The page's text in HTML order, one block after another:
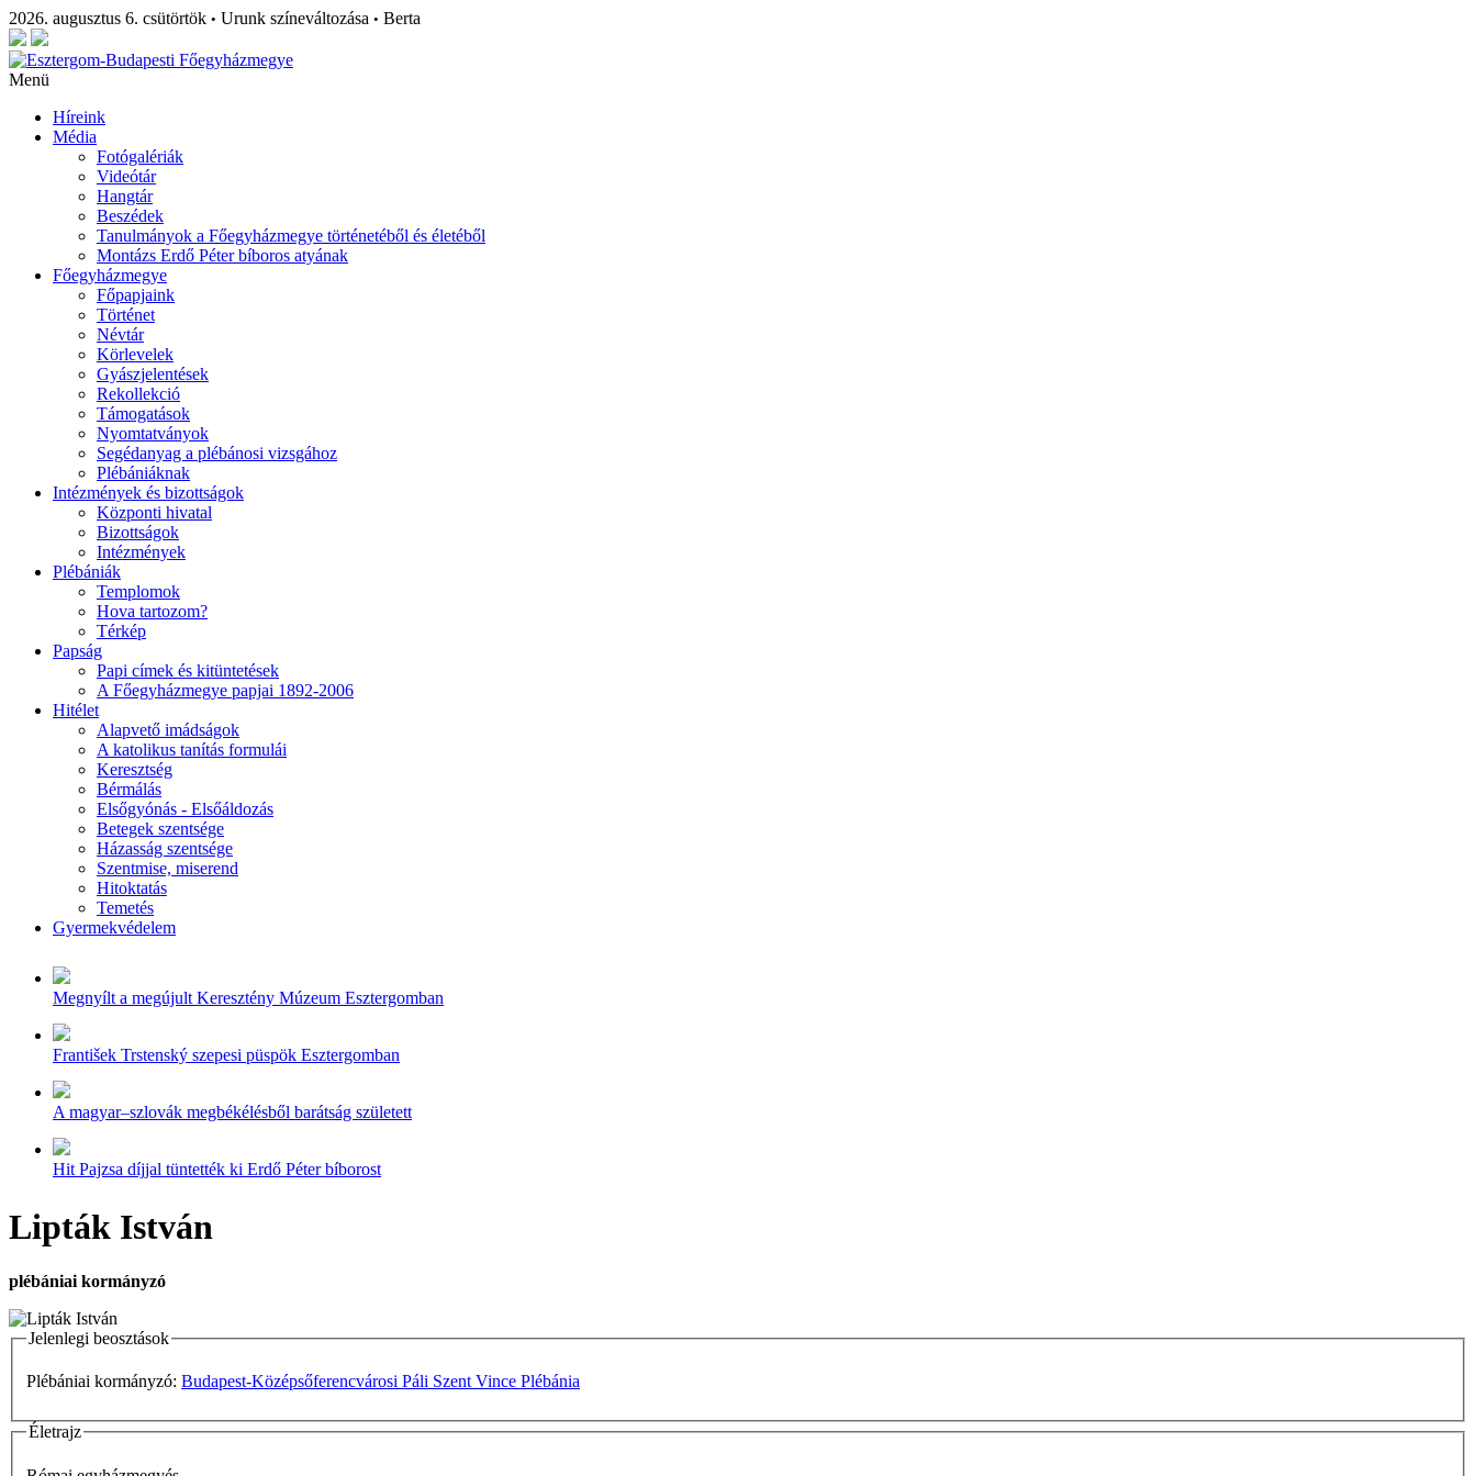
2026. augusztus 6. csütörtök • Urunk színeváltozása • Berta
Menü
Híreink
Média
Fotógalériák
Videótár
Hangtár
Beszédek
Tanulmányok a Főegyházmegye történetéből és életéből
Montázs Erdő Péter bíboros atyának
Főegyházmegye
Főpapjaink
Történet
Névtár
Körlevelek
Gyászjelentések
Rekollekció
Támogatások
Nyomtatványok
Segédanyag a plébánosi vizsgához
Plébániáknak
Intézmények és bizottságok
Központi hivatal
Bizottságok
Intézmények
Plébániák
Templomok
Hova tartozom?
Térkép
Papság
Papi címek és kitüntetések
A Főegyházmegye papjai 1892-2006
Hitélet
Alapvető imádságok
A katolikus tanítás formulái
Keresztség
Bérmálás
Elsőgyónás - Elsőáldozás
Betegek szentsége
Házasság szentsége
Szentmise, miserend
Hitoktatás
Temetés
Gyermekvédelem
Megnyílt a megújult Keresztény Múzeum Esztergomban
František Trstenský szepesi püspök Esztergomban
A magyar–szlovák megbékélésből barátság született
Hit Pajzsa díjjal tüntették ki Erdő Péter bíborost
Lipták István
plébániai kormányzó
Jelenlegi beosztások
Plébániai kormányzó: Budapest-Középsőferencvárosi Páli Szent Vince Plébánia
Életrajz